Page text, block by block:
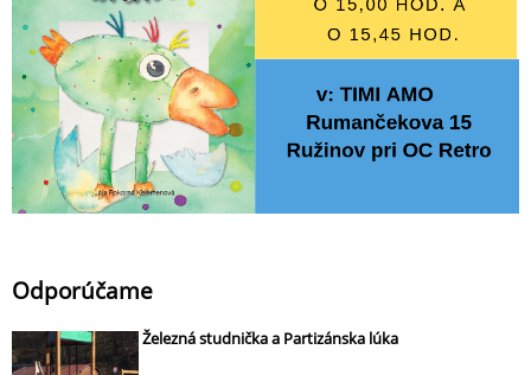
Odporúčame
Železná studnička a Partizánska lúka